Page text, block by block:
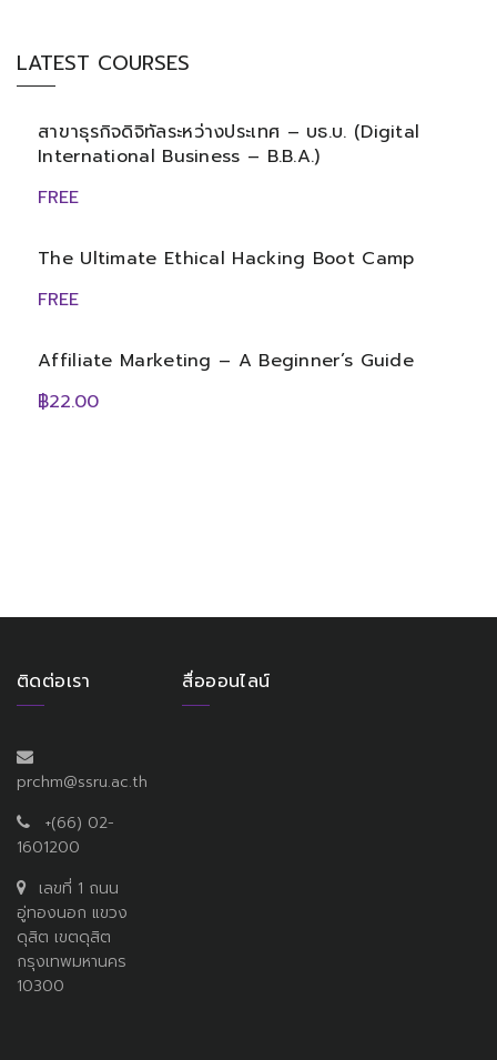
LATEST COURSES
สาขาธุรกิจดิจิทัลระหว่างประเทศ – บธ.บ. (Digital
International Business – B.B.A.)
FREE
The Ultimate Ethical Hacking Boot Camp
FREE
Affiliate Marketing – A Beginner’s Guide
฿22.00
ติดต่อเรา
prchm@ssru.ac.th
+(66) 02-
1601200
เลขที่ 1 ถนน
อู่ทองนอก แขวง
ดุสิต เขตดุสิต
กรุงเทพมหานคร
10300
สื่อออนไลน์